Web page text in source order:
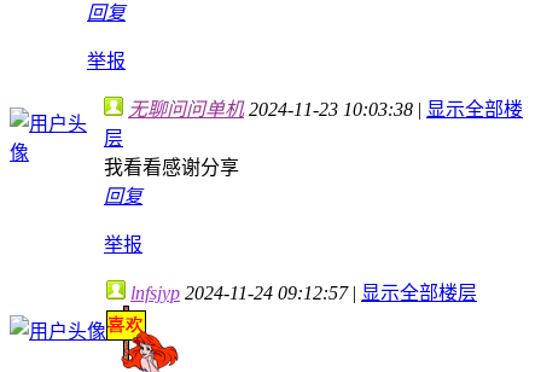
回复
举报
无聊问问单机2024-11-23 10:03:38 | 显示全部楼
层
我看看感谢分享
回复
举报
lnfsjyp 2024-11-24 09:12:57 | 显示全部楼层